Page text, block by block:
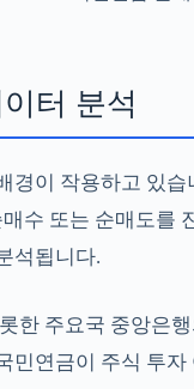
터 분석
경이 작용하고 있습
수 또는 순매도
석됩니다.
한 주요국 중앙은
연금이 주식 투